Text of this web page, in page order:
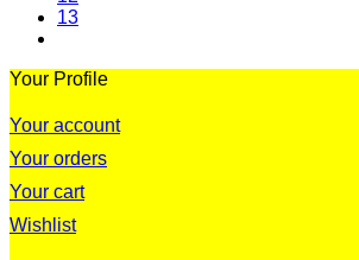
13
Your Profile
Your account
Your orders
Your cart
Wishlist